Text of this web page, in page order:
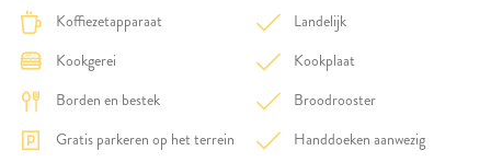
Koffiezetapparaat
Kookgerei
Borden en bestek
Gratis parkeren op het terrein
Landelijk
Kookplaat
Broodrooster
Handdoeken aanwezig